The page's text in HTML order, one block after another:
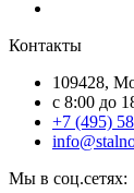
Контакты
109428,
c 8:00 до
+7 (495)
Мы в соц.сетях: